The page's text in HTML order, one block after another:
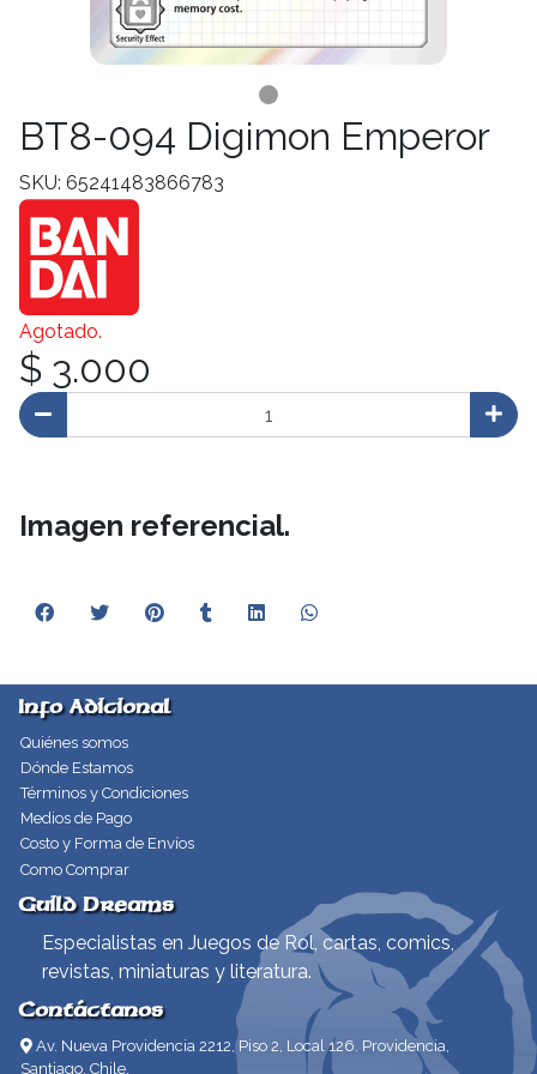
BT8-094 Digimon Emperor
SKU: 65241483866783
Agotado.
$ 3.000
Imagen referencial.
Info Adicional
Quiénes somos
Dónde Estamos
Términos y Condiciones
Medios de Pago
Costo y Forma de Envíos
Como Comprar
Guild Dreams
Especialistas en Juegos de Rol, cartas, comics,
revistas, miniaturas y literatura.
Contáctanos
Av. Nueva Providencia 2212, Piso 2, Local 126. Providencia,
Santiago, Chile.